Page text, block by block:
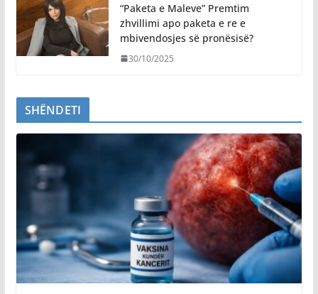
“Paketa e Maleve” Premtim
zhvillimi apo paketa e re e
mbivendosjes së pronësisë?
30/10/2025
SHËNDETI